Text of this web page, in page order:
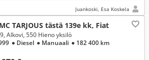
Juankoski, Esa Koskela
TARJOUS tästä 139e kk, Fiat
Alkovi, 550 Hieno yksilö
● Diesel ● Manuaali ● 182 400 km